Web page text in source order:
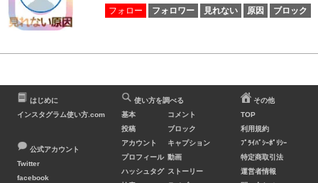
フォロー フォロワー 見れない 原因 ブロック
はじめに
インスタグラム使い方.com
公式アカウント
Twitter
facebook
使い方を調べる
基本
投稿
アカウント
プロフィール
ハッシュタグ
コメント
ブロック
キャプション
動画
ストーリー
その他
TOP
利用規約
ﾌﾟﾗｲﾊﾞｼｰﾎﾟﾘｼｰ
特定商取引法
運営者情報